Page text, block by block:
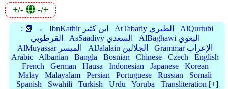
+/- -/+
: 📗 → IbnKathir ابن كثير AtTabariy الطبري
AlQurtubi
القرطوبي
AsSaadiyy السعدي
AlBaghawi البغوي
AlMuyassar الميسر
AlJalalain الجلالين
Grammar الإعراب
Arabic
Albanian Bangla Bosnian Chinese Czech
English
French
German Hausa Indonesian Japanese
Korean
Malay
Malayalam Persian Portuguese Russian
Somali
Spanish
Swahili Turkish Urdu Yoruba Transliteration [+]